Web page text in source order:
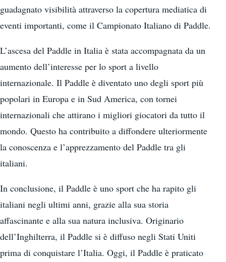
guadagnato visibilità attraverso la copertura mediatica di
eventi importanti, come il Campionato Italiano di Paddle.
L’ascesa del Paddle in Italia è stata accompagnata da un
aumento dell’interesse per lo sport a livello
internazionale. Il Paddle è diventato uno degli sport più
popolari in Europa e in Sud America, con tornei
internazionali che attirano i migliori giocatori da tutto il
mondo. Questo ha contribuito a diffondere ulteriormente
la conoscenza e l’apprezzamento del Paddle tra gli
italiani.
In conclusione, il Paddle è uno sport che ha rapito gli
italiani negli ultimi anni, grazie alla sua storia
affascinante e alla sua natura inclusiva. Originario
dell’Inghilterra, il Paddle si è diffuso negli Stati Uniti
prima di conquistare l’Italia. Oggi, il Paddle è praticato